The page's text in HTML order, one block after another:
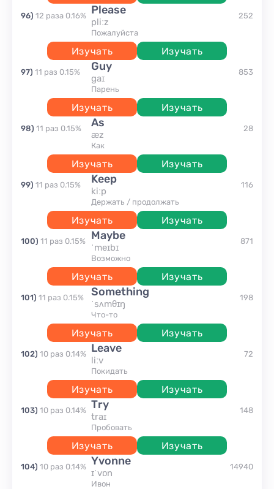
96) 12 раза 0.16% please
pliːz
пожалуйста
Изучать Изучать
252
97) 11 раз 0.15% guy
gaɪ
парень
Изучать Изучать
853
98) 11 раз 0.15% as
æz
как
Изучать Изучать
28
99) 11 раз 0.15% keep
kiːp
держать / продолжать
Изучать Изучать
116
100) 11 раз 0.15% maybe
ˈmeɪbɪ
возможно
Изучать Изучать
871
101) 11 раз 0.15% something
ˈsʌmθɪŋ
что-то
Изучать Изучать
198
102) 10 раз 0.14% leave
liːv
покидать
Изучать Изучать
72
103) 10 раз 0.14% try
traɪ
пробовать
Изучать Изучать
148
104) 10 раз 0.14% Yvonne
ɪˈvɒn
Ивон
14940